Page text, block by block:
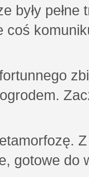
były
coś
gotowe do